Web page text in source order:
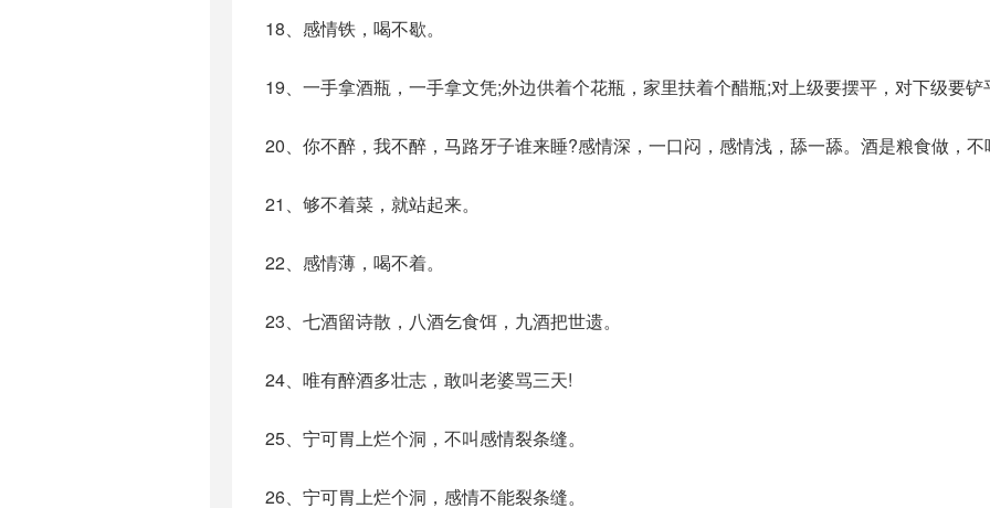
18、感情铁，喝不歇。
19、一手拿酒瓶，一手拿文凭;外边供着个花瓶，家里扶着个醋瓶;对上级要摆平，对下级要铲
20、你不醉，我不醉，马路牙子谁来睡?感情深，一口闷，感情浅，舔一舔。酒是粮食做，
21、够不着菜，就站起来。
22、感情薄，喝不着。
23、七酒留诗散，八酒乞食饵，九酒把世遗。
24、唯有醉酒多壮志，敢叫老婆骂三天!
25、宁可胃上烂个洞，不叫感情裂条缝。
26、宁可胃上烂个洞，感情不能裂条缝。